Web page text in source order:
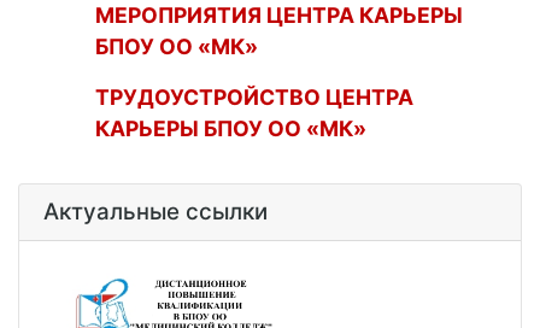
МЕРОПРИЯТИЯ ЦЕНТРА КАРЬЕРЫ
БПОУ ОО «МК»
ТРУДОУСТРОЙСТВО ЦЕНТРА
КАРЬЕРЫ БПОУ ОО «МК»
Актуальные ссылки